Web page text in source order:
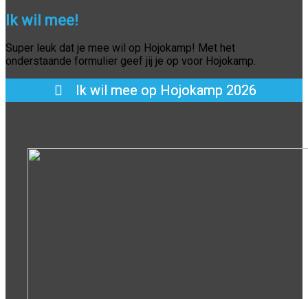
Ik wil mee!
Super leuk dat je mee wil op Hojokamp! Met het
onderstaande formulier geef jij je op voor Hojokamp.
Ik wil mee op Hojokamp 2026